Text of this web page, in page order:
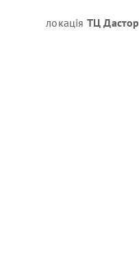
локація ТЦ Дастор